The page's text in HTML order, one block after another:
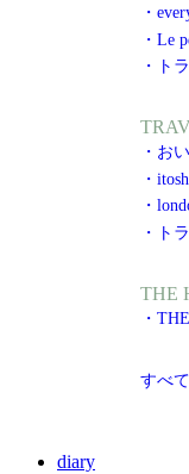
・
・Le
・ト
・お
・
・
・ト
THE
・
すべ
diary